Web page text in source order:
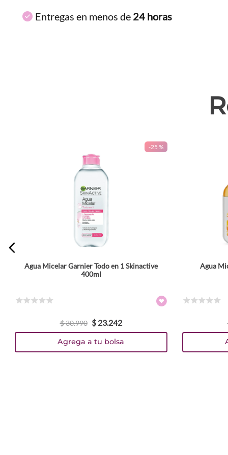
Entregas en menos de 24 horas
-25 %
Agua Micelar Garnier Todo en 1 Skinactive
400ml
$30.990 $ 23.242
Agrega a tu bolsa
Agua